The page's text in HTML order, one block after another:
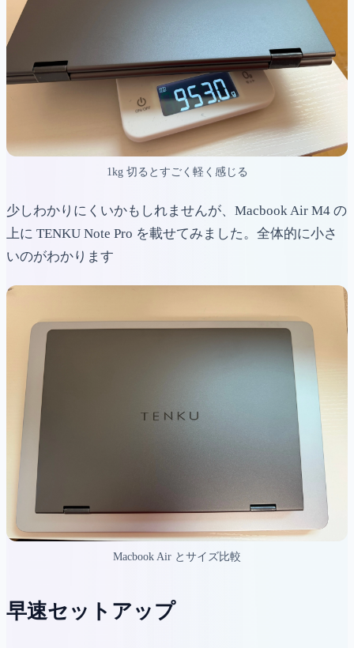
1kg 切るとすごく軽く感じる
少しわかりにくいかもしれませんが、Macbook Air M4 の
上に TENKU Note Pro を載せてみました。全体的に小さ
いのがわかります
Macbook Air とサイズ比較
早速セットアップ